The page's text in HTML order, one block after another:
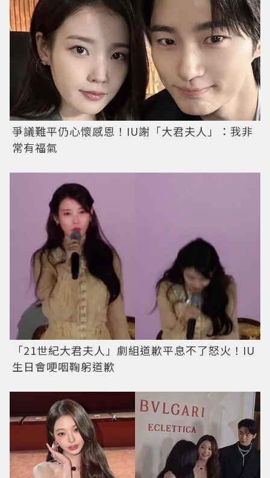
爭議難平仍心懷感恩！IU謝「大君夫人」：我非
常有福氣
「21世紀大君夫人」劇組道歉平息不了怒火！IU
生日會哽咽鞠躬道歉